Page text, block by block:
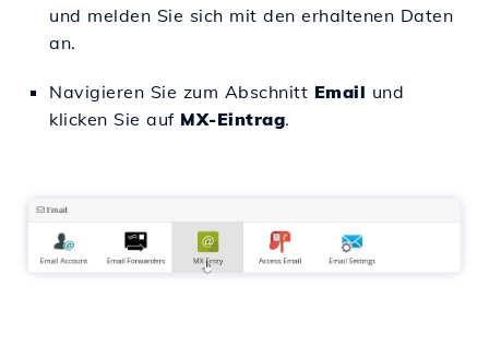
und melden Sie sich mit den erhaltenen Daten
an.
Navigieren Sie zum Abschnitt Email und
klicken Sie auf MX-Eintrag.